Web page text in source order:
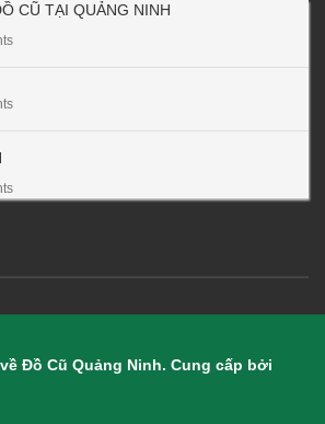
CŨ TẠI QUẢNG NINH
Đồ Cũ Quảng Ninh. Cung cấp bởi